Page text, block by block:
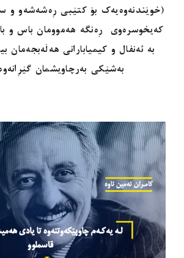
(خوێندنەوەیەک بۆ کتێبی ڕەشەشەو و
کەیخوسرەوی ڕەنگە هەموومان باس و
بە ئەنفال و کیمیابارانی هەڵەبجەمان
بەشێکی بەرچاویشمان